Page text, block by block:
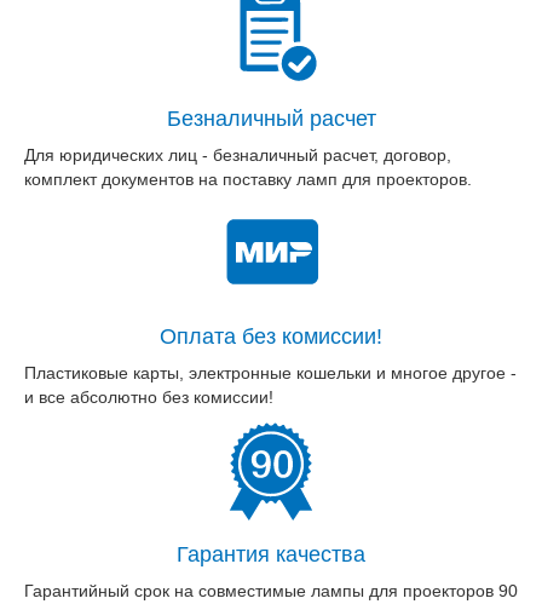
Безналичный расчет
Для юридических лиц - безналичный расчет, договор,
комплект документов на поставку ламп для проекторов.
Оплата без комиссии!
Пластиковые карты, электронные кошельки и многое другое -
и все абсолютно без комиссии!
Гарантия качества
Гарантийный срок на совместимые лампы для проекторов 90